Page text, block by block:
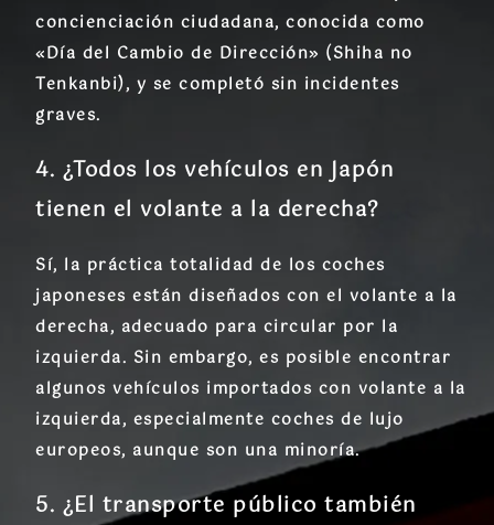
concienciación ciudadana, conocida como
«Día del Cambio de Dirección» (Shiha no
Tenkanbi), y se completó sin incidentes
graves.
4. ¿Todos los vehículos en Japón
tienen el volante a la derecha?
Sí, la práctica totalidad de los coches
japoneses están diseñados con el volante a la
derecha, adecuado para circular por la
izquierda. Sin embargo, es posible encontrar
algunos vehículos importados con volante a la
izquierda, especialmente coches de lujo
europeos, aunque son una minoría.
5. ¿El transporte público también